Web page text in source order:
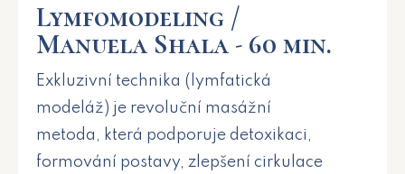
Lymfomodeling /
Manuela Shala - 60 min.
Exkluzivní technika (lymfatická
modeláž) je revoluční masážní
metoda, která podporuje detoxikaci,
formování postavy, zlepšení cirkulace